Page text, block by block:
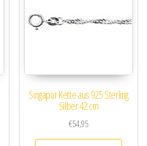
Singapur Kette aus 925 Sterling
Silber 42 cm
€54,95